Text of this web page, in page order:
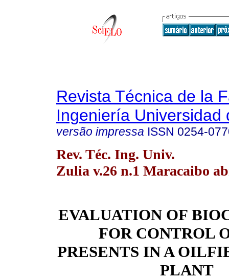
Revista Técnica de la
Ingeniería Universidad
versão impressa ISSN 0254-
Rev. Téc. Ing. Univ.
Zulia v.26 n.1 Maracaibo
EVALUATION OF
FOR CONTROL
PRESENTS IN A
PLANT